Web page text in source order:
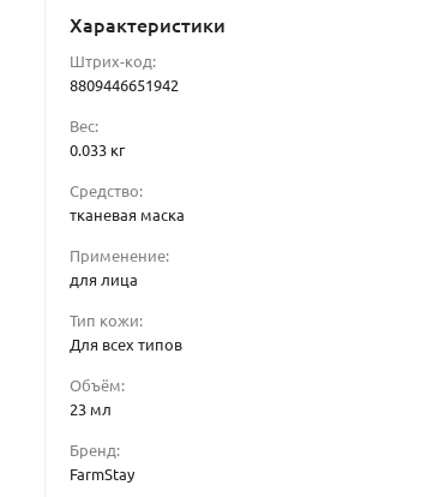
Характеристики
Штрих-код:
8809446651942
Вес:
0.033 кг
Средство:
тканевая маска
Применение:
для лица
Тип кожи:
Для всех типов
Объём:
23 мл
Бренд:
FarmStay